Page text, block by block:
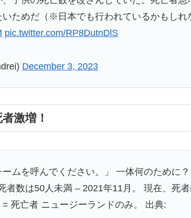
ためだ（※日本でも行われているかもしれ
pic.twitter.com/RP8DutnDlS
December 3, 2023
激増！
ームを呼んでください。」 一体何のために
者数は50人未満 – 2021年11月。 現在、死
死亡者 ニュージーランドのみ。 出典: